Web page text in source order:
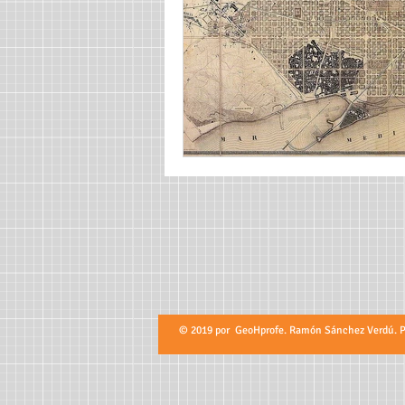
© 2019 por GeoHprofe. Ramón Sánchez Verdú.